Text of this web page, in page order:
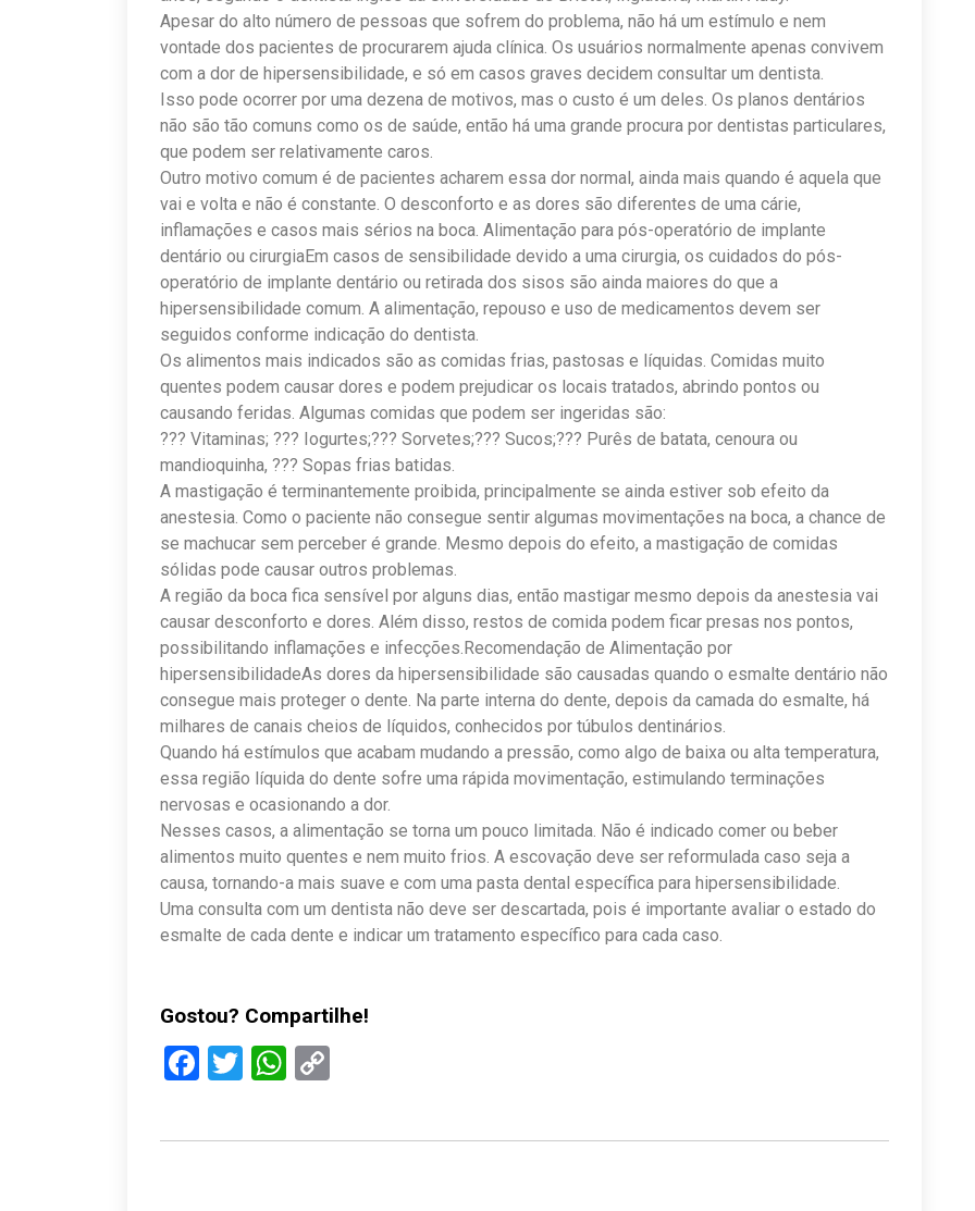
Apesar do alto número de pessoas que sofrem do problema, não há um estímulo e nem
vontade dos pacientes de procurarem ajuda clínica. Os usuários normalmente apenas convivem
com a dor de hipersensibilidade, e só em casos graves decidem consultar um dentista.
Isso pode ocorrer por uma dezena de motivos, mas o custo é um deles. Os planos dentários
não são tão comuns como os de saúde, então há uma grande procura por dentistas particulares,
que podem ser relativamente caros.
Outro motivo comum é de pacientes acharem essa dor normal, ainda mais quando é aquela que
vai e volta e não é constante. O desconforto e as dores são diferentes de uma cárie,
inflamações e casos mais sérios na boca. Alimentação para pós-operatório de implante
dentário ou cirurgiaEm casos de sensibilidade devido a uma cirurgia, os cuidados do pós-
operatório de implante dentário ou retirada dos sisos são ainda maiores do que a
hipersensibilidade comum. A alimentação, repouso e uso de medicamentos devem ser
seguidos conforme indicação do dentista.
Os alimentos mais indicados são as comidas frias, pastosas e líquidas. Comidas muito
quentes podem causar dores e podem prejudicar os locais tratados, abrindo pontos ou
causando feridas. Algumas comidas que podem ser ingeridas são:
??? Vitaminas; ??? Iogurtes;??? Sorvetes;??? Sucos;??? Purês de batata, cenoura ou
mandioquinha, ??? Sopas frias batidas.
A mastigação é terminantemente proibida, principalmente se ainda estiver sob efeito da
anestesia. Como o paciente não consegue sentir algumas movimentações na boca, a chance de
se machucar sem perceber é grande. Mesmo depois do efeito, a mastigação de comidas
sólidas pode causar outros problemas.
A região da boca fica sensível por alguns dias, então mastigar mesmo depois da anestesia vai
causar desconforto e dores. Além disso, restos de comida podem ficar presas nos pontos,
possibilitando inflamações e infecções.Recomendação de Alimentação por
hipersensibilidadeAs dores da hipersensibilidade são causadas quando o esmalte dentário não
consegue mais proteger o dente. Na parte interna do dente, depois da camada do esmalte, há
milhares de canais cheios de líquidos, conhecidos por túbulos dentinários.
Quando há estímulos que acabam mudando a pressão, como algo de baixa ou alta temperatura,
essa região líquida do dente sofre uma rápida movimentação, estimulando terminações
nervosas e ocasionando a dor.
Nesses casos, a alimentação se torna um pouco limitada. Não é indicado comer ou beber
alimentos muito quentes e nem muito frios. A escovação deve ser reformulada caso seja a
causa, tornando-a mais suave e com uma pasta dental específica para hipersensibilidade.
Uma consulta com um dentista não deve ser descartada, pois é importante avaliar o estado do
esmalte de cada dente e indicar um tratamento específico para cada caso.
Gostou? Compartilhe!
Facebook
TwitterWhatsApp